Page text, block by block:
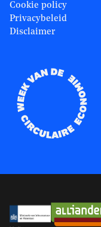
Cookie policy
Privacybeleid
Disclaimer
Partners
MinisterieAlliander